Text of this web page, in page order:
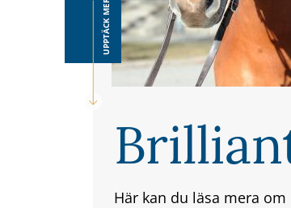
UPPTÄCK MER
Här kan du läsa mera